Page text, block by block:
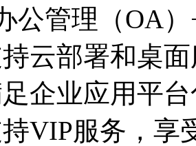
公管理（OA
云部署和桌
企业应用平
VIP服务，享